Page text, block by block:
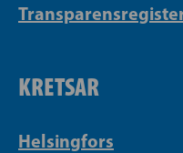
KRETSAR
Helsingfors